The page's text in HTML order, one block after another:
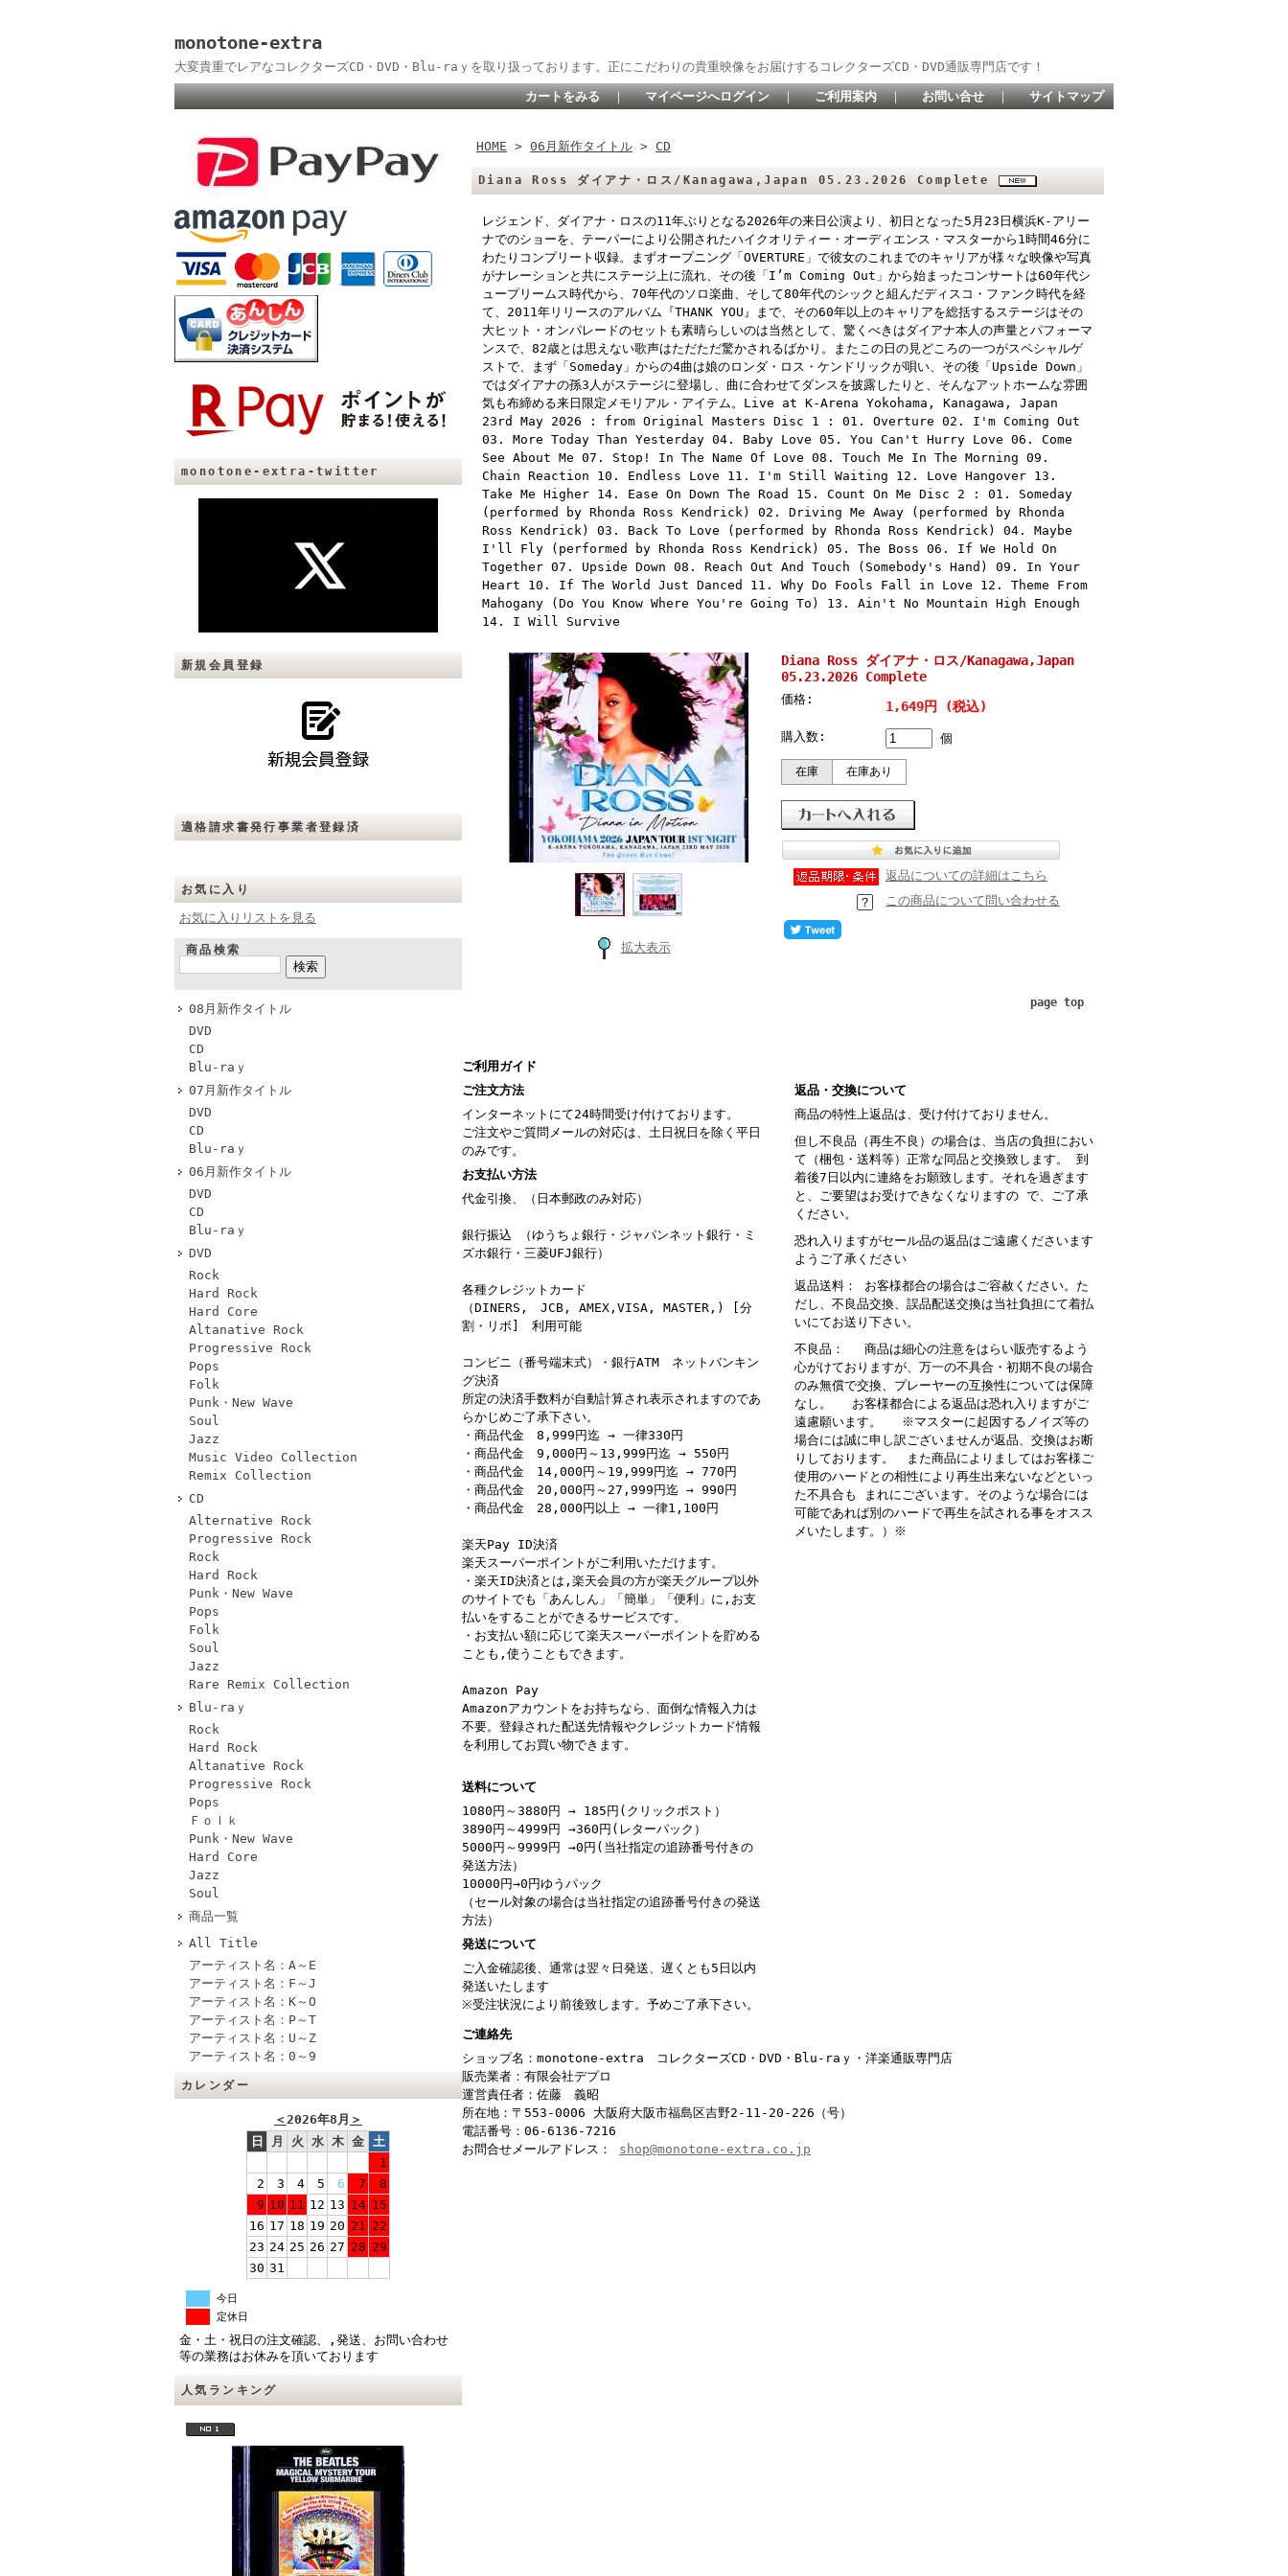
monotone-extra
大変貴重でレアなコレクターズCD・DVD・Blu-raｙを取り扱っております。正にこだわりの貴重映像をお届けするコレクターズCD・DVD通販専門店です！
カートをみる ｜ マイページへログイン ｜ ご利用案内 ｜ お問い合せ ｜ サイトマップ
monotone-extra-twitter
新規会員登録
適格請求書発行事業者登録済
お気に入り
お気に入りリストを見る
商品検索
08月新作タイトル
DVD
CD
Blu-raｙ
07月新作タイトル
DVD
CD
Blu-raｙ
06月新作タイトル
DVD
CD
Blu-raｙ
DVD
Rock
Hard Rock
Hard Core
Altanative Rock
Progressive Rock
Pops
Folk
Punk・New Wave
Soul
Jazz
Music Video Collection
Remix Collection
CD
Alternative Rock
Progressive Rock
Rock
Hard Rock
Punk・New Wave
Pops
Folk
Soul
Jazz
Rare Remix Collection
Blu-raｙ
Rock
Hard Rock
Altanative Rock
Progressive Rock
Pops
Ｆｏｌｋ
Punk・New Wave
Hard Core
Jazz
Soul
商品一覧
All Title
アーティスト名：A～E
アーティスト名：F～J
アーティスト名：K～O
アーティスト名：P～T
アーティスト名：U～Z
アーティスト名：0～9
カレンダー
＜2026年8月 ＞
日
月 火 水 木 金 土
1
2
3 4 5 6 7
8
9 10 11 12 13 14 15
16 17 18 19 20 21 22
23 24 25 26 27 28 29
30 31
今日
定休日
金・土・祝日の注文確認、,発送、お問い合わせ
等の業務はお休みを頂いております
人気ランキング
HOME > 06月新作タイトル > CD
Diana Ross ダイアナ・ロス/Kanagawa,Japan 05.23.2026 Complete
レジェンド、ダイアナ・ロスの11年ぶりとなる2026年の来日公演より、初日となった5月23日横浜K-アリー
ナでのショーを、テーパーにより公開されたハイクオリティー・オーディエンス・マスターから1時間46分に
わたりコンプリート収録。まずオープニング「OVERTURE」で彼女のこれまでのキャリアが様々な映像や写真
がナレーションと共にステージ上に流れ、その後「I’m Coming Out」から始まったコンサートは60年代シ
ュープリームス時代から、70年代のソロ楽曲、そして80年代のシックと組んだディスコ・ファンク時代を経
て、2011年リリースのアルバム『THANK YOU』まで、その60年以上のキャリアを総括するステージはその
大ヒット・オンパレードのセットも素晴らしいのは当然として、驚くべきはダイアナ本人の声量とパフォーマ
ンスで、82歳とは思えない歌声はただただ驚かされるばかり。またこの日の見どころの一つがスペシャルゲ
ストで、まず「Someday」からの4曲は娘のロンダ・ロス・ケンドリックが唄い、その後「Upside Down」
ではダイアナの孫3人がステージに登場し、曲に合わせてダンスを披露したりと、そんなアットホームな雰囲
気も布締める来日限定メモリアル・アイテム。Live at K-Arena Yokohama, Kanagawa, Japan
23rd May 2026 : from Original Masters Disc 1 : 01. Overture 02. I'm Coming Out
03. More Today Than Yesterday 04. Baby Love 05. You Can't Hurry Love 06. Come
See About Me 07. Stop! In The Name Of Love 08. Touch Me In The Morning 09.
Chain Reaction 10. Endless Love 11. I'm Still Waiting 12. Love Hangover 13.
Take Me Higher 14. Ease On Down The Road 15. Count On Me Disc 2 : 01. Someday
(performed by Rhonda Ross Kendrick) 02. Driving Me Away (performed by Rhonda
Ross Kendrick) 03. Back To Love (performed by Rhonda Ross Kendrick) 04. Maybe
I'll Fly (performed by Rhonda Ross Kendrick) 05. The Boss 06. If We Hold On
Together 07. Upside Down 08. Reach Out And Touch (Somebody's Hand) 09. In Your
Heart 10. If The World Just Danced 11. Why Do Fools Fall in Love 12. Theme From
Mahogany (Do You Know Where You're Going To) 13. Ain't No Mountain High Enough
14. I Will Survive
拡大表示
Diana Ross ダイアナ・ロス/Kanagawa,Japan
05.23.2026 Complete
価格: 1,649円 (税込)
購入数: 個
在庫 在庫あり
返品についての詳細はこちら
この商品について問い合わせる
page top
ご利用ガイド
ご注文方法
インターネットにて24時間受け付けております。
ご注文やご質問メールの対応は、土日祝日を除く平日
のみです。
お支払い方法
代金引換、（日本郵政のみ対応）
銀行振込 （ゆうちょ銀行・ジャパンネット銀行・ミ
ズホ銀行・三菱UFJ銀行）
各種クレジットカード
（DINERS, JCB, AMEX,VISA, MASTER,) [分
割・リボ] 利用可能
コンビニ（番号端末式）・銀行ATM ネットバンキン
グ決済
所定の決済手数料が自動計算され表示されますのであ
らかじめご了承下さい。
・商品代金 8,999円迄 → 一律330円
・商品代金 9,000円～13,999円迄 → 550円
・商品代金 14,000円～19,999円迄 → 770円
・商品代金 20,000円～27,999円迄 → 990円
・商品代金 28,000円以上 → 一律1,100円
楽天Pay ID決済
楽天スーパーポイントがご利用いただけます。
・楽天ID決済とは,楽天会員の方が楽天グループ以外
のサイトでも「あんしん」「簡単」「便利」に,お支
払いをすることができるサービスです。
・お支払い額に応じて楽天スーパーポイントを貯める
ことも,使うこともできます。
Amazon Pay
Amazonアカウントをお持ちなら、面倒な情報入力は
不要。登録された配送先情報やクレジットカード情報
を利用してお買い物できます。
送料について
1080円～3880円 → 185円(クリックポスト）
3890円～4999円 →360円(レターパック）
5000円～9999円 →0円(当社指定の追跡番号付きの
発送方法）
10000円→0円ゆうパック
（セール対象の場合は当社指定の追跡番号付きの発送
方法）
発送について
ご入金確認後、通常は翌々日発送、遅くとも5日以内
発送いたします
※受注状況により前後致します。予めご了承下さい。
返品・交換について
商品の特性上返品は、受け付けておりません。
但し不良品（再生不良）の場合は、当店の負担におい
て（梱包・送料等）正常な同品と交換致します。 到
着後7日以内に連絡をお願致します。それを過ぎます
と、ご要望はお受けできなくなりますの で、ご了承
ください。
恐れ入りますがセール品の返品はご遠慮くださいます
ようご了承ください
返品送料： お客様都合の場合はご容赦ください。た
だし、不良品交換、誤品配送交換は当社負担にて着払
いにてお送り下さい。
不良品： 商品は細心の注意をはらい販売するよう
心がけておりますが、万一の不具合・初期不良の場合
のみ無償で交換、プレーヤーの互換性については保障
なし。 お客様都合による返品は恐れ入りますがご
遠慮願います。 ※マスターに起因するノイズ等の
場合には誠に申し訳ございませんが返品、交換はお断
りしております。 また商品によりましてはお客様ご
使用のハードとの相性により再生出来ないなどといっ
た不具合も まれにございます。そのような場合には
可能であれば別のハードで再生を試される事をオスス
メいたします。）※
ご連絡先
ショップ名：monotone-extra コレクターズCD・DVD・Blu-raｙ・洋楽通販専門店
販売業者：有限会社デプロ
運営責任者：佐藤 義昭
所在地：〒553-0006 大阪府大阪市福島区吉野2-11-20-226（号）
電話番号：06-6136-7216
お問合せメールアドレス： shop@monotone-extra.co.jp